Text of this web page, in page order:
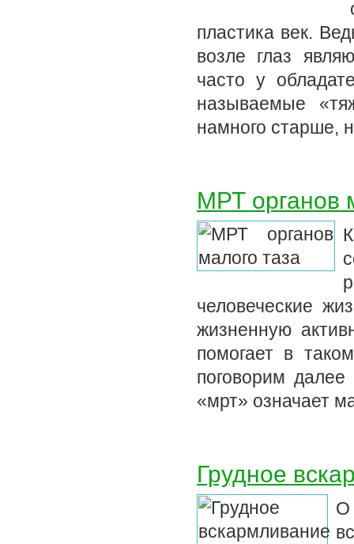
пластика век.
возле глаз
часто у
называемые
намного старше,
МРТ органов
человеческие
жизненную
помогает в
поговорим
«мрт» означает
Грудное
О